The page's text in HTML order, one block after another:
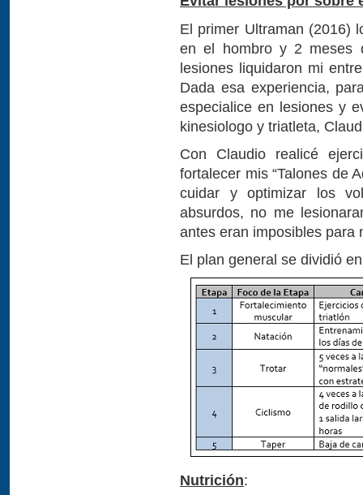
El primer Ultraman (2016)
en el hombro y 2 meses
lesiones liquidaron mi
Dada esa experiencia,
especialice en lesiones y
kinesiologo y triatleta,
Con Claudio realicé
fortalecer mis “Talones de
cuidar y optimizar los
absurdos, no me
antes eran imposibles para
El plan general se dividió
Nutrición: